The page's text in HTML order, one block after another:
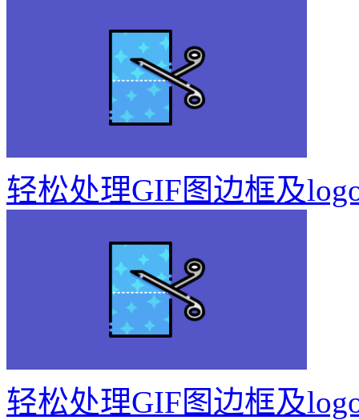
轻松处理GIF图边框及
轻松处理GIF图边框及